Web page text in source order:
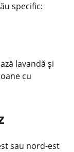
specific:
lavandă și
cu
sau nord-est